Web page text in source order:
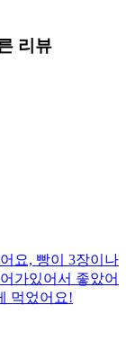
리뷰
요, 빵이 3장이나
가있어서 좋았어
먹었어요!